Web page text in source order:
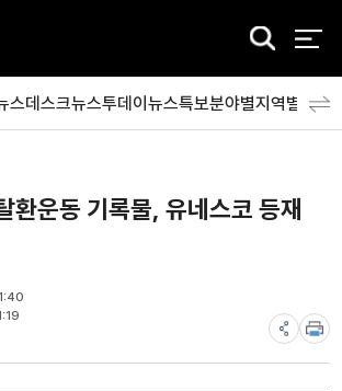
검
스데스크뉴스투데이뉴스특보분야별지역별 뉴스
환운동 기록물, 유네스코 등재